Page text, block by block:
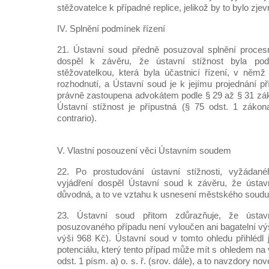
stěžovatelce k případné replice, jelikož by to bylo
IV. Splnění podmínek řízení
21. Ústavní soud předně posuzoval splnění
dospěl k závěru, že ústavní stížnost byla
stěžovatelkou, která byla účastnicí řízení, v němž
rozhodnutí, a Ústavní soud je k jejímu projednání
právně zastoupena advokátem podle § 29 až § 31
Ústavní stížnost je přípustná (§ 75 odst. 1
contrario).
V. Vlastní posouzení věci Ústavním soudem
22. Po prostudování ústavní stížnosti,
vyjádření dospěl Ústavní soud k závěru, že
důvodná, a to ve vztahu k usnesení městského
23. Ústavní soud přitom zdůrazňuje, že
posuzovaného případu není vyloučen ani bagatelní
výši 968 Kč). Ústavní soud v tomto ohledu přihlédl
potenciálu, který tento případ může mít s ohledem
odst. 1 písm. a) o. s. ř. (srov. dále), a to navzdory